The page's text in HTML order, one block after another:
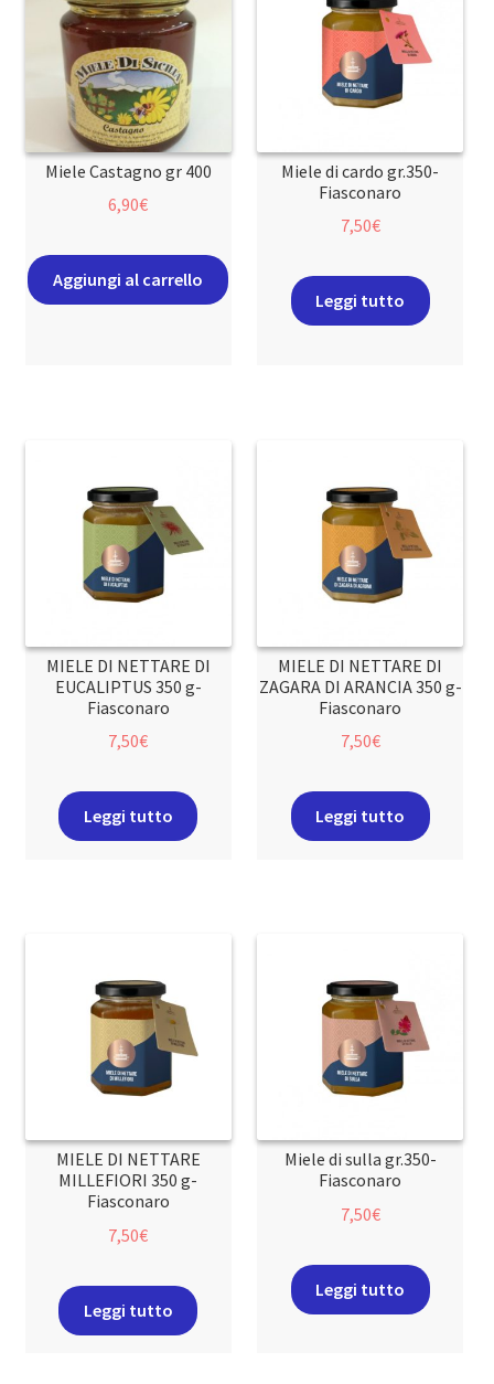
Miele Castagno gr 400
6,90€
Aggiungi al carrello
Miele di cardo gr.350-
Fiasconaro
7,50€
Leggi tutto
MIELE DI NETTARE DI
EUCALIPTUS 350 g-
Fiasconaro
7,50€
Leggi tutto
MIELE DI NETTARE DI
ZAGARA DI ARANCIA 350 g-
Fiasconaro
7,50€
Leggi tutto
MIELE DI NETTARE
MILLEFIORI 350 g-
Fiasconaro
7,50€
Leggi tutto
Miele di sulla gr.350-
Fiasconaro
7,50€
Leggi tutto